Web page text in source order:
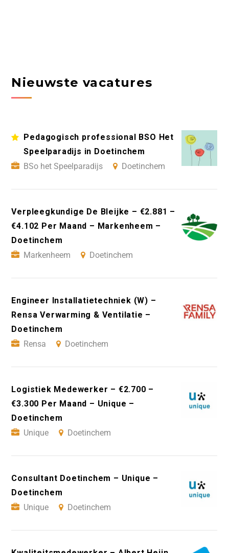
Nieuwste vacatures
Pedagogisch professional BSO Het
Speelparadijs in Doetinchem
BSo het Speelparadijs
Doetinchem
Verpleegkundige De Bleijke – €2.881 –
€4.102 Per Maand – Markenheem –
Doetinchem
Markenheem
Doetinchem
Engineer Installatietechniek (W) –
Rensa Verwarming & Ventilatie –
Doetinchem
Rensa
Doetinchem
Logistiek Medewerker – €2.700 –
€3.300 Per Maand – Unique –
Doetinchem
Unique
Doetinchem
Consultant Doetinchem – Unique –
Doetinchem
Unique
Doetinchem